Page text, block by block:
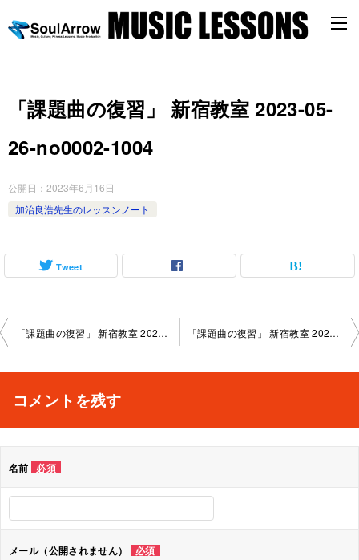
「課題曲の復習」 新宿教室 2023-05-
26-no0002-1004
公開日： 2023年6月16日
加治良浩先生のレッスンノート
Tweet
投
ビ
シ
ョ
「課題曲の復習」 新宿教室 2023-05-23-no0002-1052 「課題曲の復習」 新宿教室 2023-04-18-no0002-1117
コメントを残す
名前 必須
メール（公開されません） 必須